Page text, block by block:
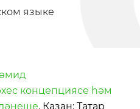
языке
концепциясе һәм
. Казан: Татар